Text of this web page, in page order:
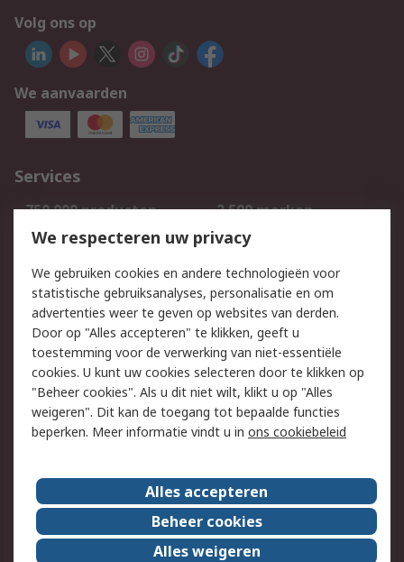
Volg ons op
We aanvaarden
Services
750.000 producten
2.500 merken
Bestellen
Inkoopoplossingen
Track & Trace
Wettelijk
Cookiebeleid
Email veiligheid
Privacybeleid
Websitevoorwaarden
Algemene
verkoopvoorwaarden
Over RS
RS Group
Over ons
RS wereldwijd
Werken bij RS
We respecteren uw privacy
We gebruiken cookies en andere technologieën voor
statistische gebruiksanalyses, personalisatie en om
advertenties weer te geven op websites van derden.
Door op "Alles accepteren" te klikken, geeft u
toestemming voor de verwerking van niet-essentiële
cookies. U kunt uw cookies selecteren door te klikken op
"Beheer cookies". Als u dit niet wilt, klikt u op "Alles
weigeren". Dit kan de toegang tot bepaalde functies
beperken. Meer informatie vindt u in ons cookiebeleid
Alles accepteren
Beheer cookies
Alles weigeren